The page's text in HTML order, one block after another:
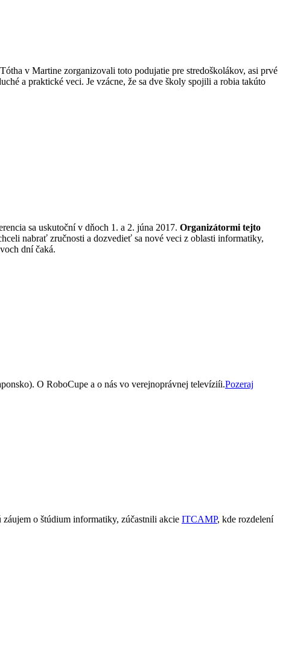
v Martine zorganizovali toto podujatie pre stredoškolákov, asi prvé
a praktické veci. Je vzácne, že sa dve školy spojili a robia takúto
sa uskutoční v dňoch 1. a 2. júna 2017. Organizátormi tejto
nabrať zručnosti a dozvedieť sa nové veci z oblasti informatiky,
dní čaká.
O RoboCupe a o nás vo verejnoprávnej televíziíi.Pozeraj
záujem o štúdium informatiky, zúčastnili akcie ITCAMP, kde rozdelení